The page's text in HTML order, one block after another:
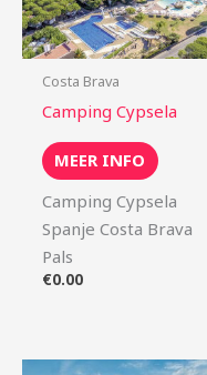
Costa Brava
Camping Cypsela
MEER INFO
Camping Cypsela
Spanje Costa Brava
Pals
€0.00